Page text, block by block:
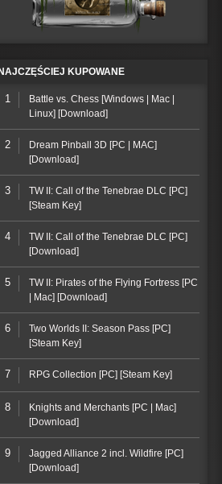
NAJCZĘŚCIEJ KUPOWANE
1
Battle vs. Chess [Windows | Mac |
Linux] [Download]
2
Dream Pinball 3D [PC | MAC]
[Download]
3
TW II: Call of the Tenebrae DLC [PC]
[Steam Key]
4
TW II: Call of the Tenebrae DLC [PC]
[Download]
5
TW II: Pirates of the Flying Fortress [PC
| Mac] [Download]
6
Two Worlds II: Season Pass [PC]
[Steam Key]
7 RPG Collection [PC] [Steam Key]
8
Knights and Merchants [PC | Mac]
[Download]
9
Jagged Alliance 2 incl. Wildfire [PC]
[Download]